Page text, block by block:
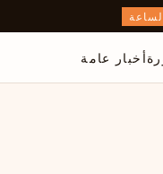
أخبار عامة